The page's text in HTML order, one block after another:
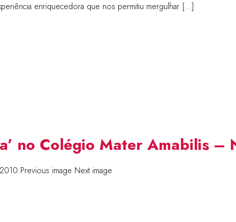
enriquecedora que nos permitiu mergulhar […]
no Colégio Mater Amabilis –
Previous image Next image